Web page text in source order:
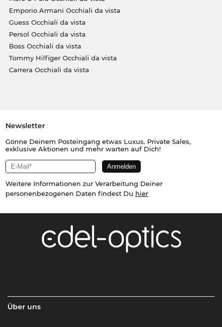
Emporio Armani Occhiali da vista
Guess Occhiali da vista
Persol Occhiali da vista
Boss Occhiali da vista
Tommy Hilfiger Occhiali da vista
Carrera Occhiali da vista
Newsletter
Gönne Deinem Posteingang etwas Luxus. Private Sales,
exklusive Aktionen und mehr warten auf Dich!
Weitere Informationen zur Verarbeitung Deiner
personenbezogenen Daten findest Du hier
Über uns